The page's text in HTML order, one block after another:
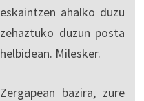
eskaintzen ahalko duzu
zehaztuko duzun posta
helbidean. Milesker.
Zergapean bazira, zure